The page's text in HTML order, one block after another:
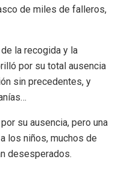
de miles de falleros,
la recogida y la
por su total ausencia
sin precedentes, y
su ausencia, pero una
los niños, muchos de
desesperados.